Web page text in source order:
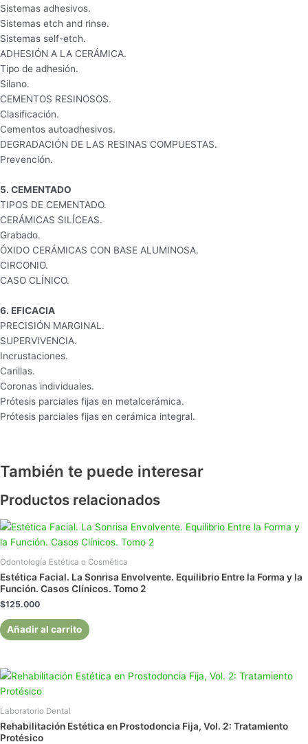
Sistemas adhesivos.
Sistemas etch and rinse.
Sistemas self-etch.
ADHESIÓN A LA CERÁMICA.
Tipo de adhesión.
Silano.
CEMENTOS RESINOSOS.
Clasificación.
Cementos autoadhesivos.
DEGRADACIÓN DE LAS RESINAS COMPUESTAS.
Prevención.
5. CEMENTADO
TIPOS DE CEMENTADO.
CERÁMICAS SILÍCEAS.
Grabado.
ÓXIDO CERÁMICAS CON BASE ALUMINOSA.
CIRCONIO.
CASO CLÍNICO.
6. EFICACIA
PRECISIÓN MARGINAL.
SUPERVIVENCIA.
Incrustaciones.
Carillas.
Coronas individuales.
Prótesis parciales fijas en metalcerámica.
Prótesis parciales fijas en cerámica integral.
También te puede interesar
Productos relacionados
Odontología Estética o Cosmética
Estética Facial. La Sonrisa Envolvente. Equilibrio Entre la Forma y la
Función. Casos Clínicos. Tomo 2
$125.000
Añadir al carrito
Laboratorio Dental
Rehabilitación Estética en Prostodoncia Fija, Vol. 2: Tratamiento
Protésico